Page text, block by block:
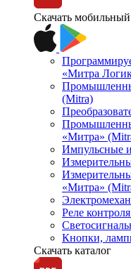
Скачать мобильный
«Митра
(Mitra)
«Митра»
Импульсные
«Митра»
Реле
Кнопки,
Скачать каталог